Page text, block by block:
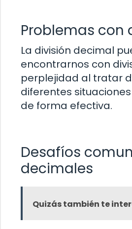
Problemas con
La división decimal
encontrarnos con
perplejidad al tratar
diferentes
de forma efectiva.
Desafíos
decimales
Quizás también te